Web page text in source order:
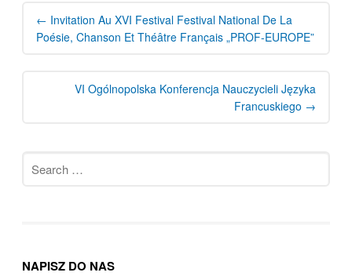
← Invitation Au XVI Festival Festival National De La
Poésie, Chanson Et Théâtre Français „PROF-EUROPE”
VI Ogólnopolska Konferencja Nauczycieli Języka
Francuskiego →
for:
NAPISZ DO NAS